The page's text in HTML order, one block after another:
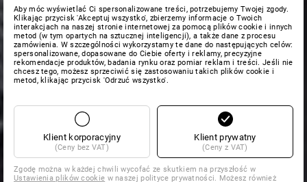
Aby móc wyświetlać Ci spersonalizowane treści, potrzebujemy Twojej zgody.
Klikając przycisk 'Akceptuj wszystko', zbierzemy informacje o Twoich
interakcjach na naszej stronie internetowej za pomocą plików cookie i innych
metod (w tym opartych na sztucznej inteligencji), a także dane z procesu
zamówienia. W szczególności wykorzystamy te dane do następujących celów:
spersonalizowane, dopasowane do Ciebie oferty i reklamy, precyzyjne
rekomendacje produktów, badania rynku oraz pomiar reklam i treści. Jeśli nie
chcesz tego, możesz sprzeciwić się zastosowaniu takich plików cookie i
metod, klikając przycisk 'Odrzuć wszystko'.
Klient korporacyjny
(Ceny bez VAT)
Klient prywatny
(Ceny z VAT)
Zgodę można w każdej chwili wycofać ze skutkiem na przyszłość w
Ustawienia plików cookie w naszej polityce prywatności. Możesz również